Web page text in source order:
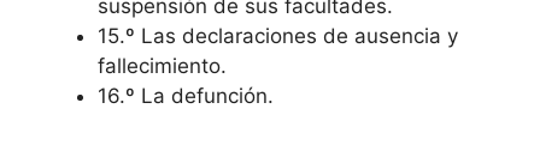
suspensión de sus facultades.
15.º Las declaraciones de ausencia y
fallecimiento.
16.º La defunción.